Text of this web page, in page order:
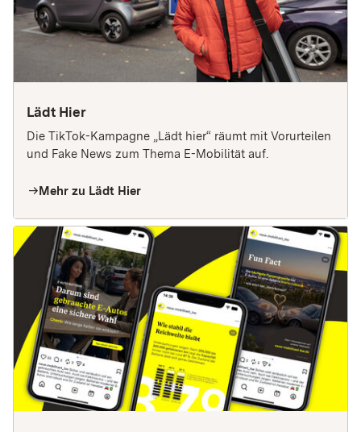
Lädt Hier
Die TikTok-Kampagne „Lädt hier“ räumt mit Vorurteilen
und Fake News zum Thema E-Mobilität auf.
arrow_rightMehr zu Lädt Hier